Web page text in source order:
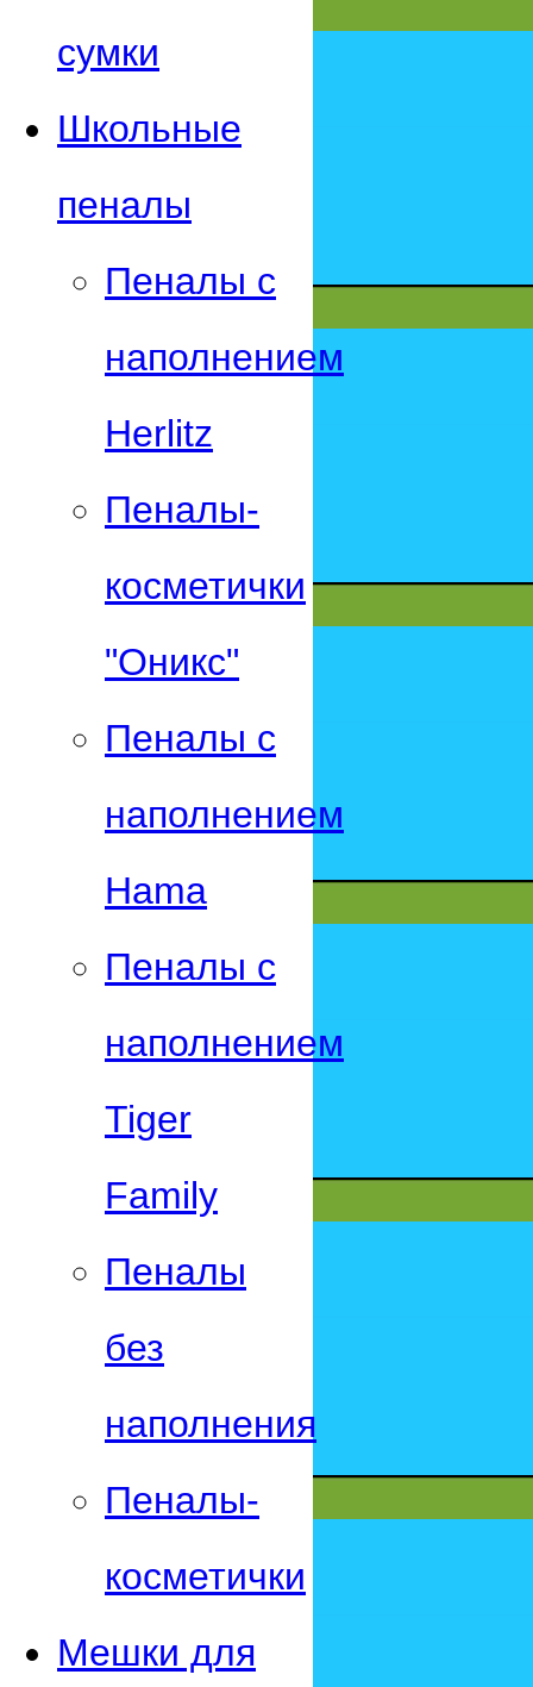
сумки
Школьные
пеналы
Пеналы с
наполнением
Herlitz
Пеналы-
косметички
"Оникс"
Пеналы с
наполнением
Hama
Пеналы с
наполнением
Tiger
Family
Пеналы
без
наполнения
Пеналы-
косметички
Мешки для